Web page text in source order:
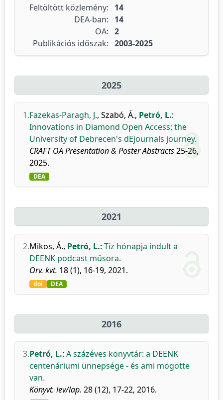
Feltöltött közlemény:
14
DEA-ban:
14
OA: 2
Publikációs időszak: 2003-2025
2025
1.Fazekas-Paragh, J., Szabó, Á., Petró, L.:
Innovations in Diamond Open Access: the
University of Debrecen's dEjournals journey.
CRAFT OA Presentation & Poster Abstracts25-26,
2025.
DEA
2021
2.Mikos, Á., Petró, L.: Tíz hónapja indult a
DEENK podcast műsora.
Orv. kvt. 18 (1), 16-19, 2021.
doi DEA
2016
3.Petró, L.: A százéves könyvtár: a DEENK
centenáriumi ünnepsége - és ami mögötte
van.
Könyvt. lev/lap. 28 (12), 17-22, 2016.